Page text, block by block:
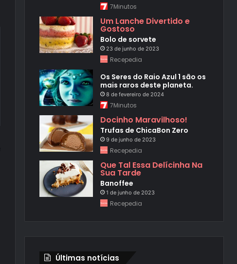
7Minutos
Um Lanche Divertido e
Gostoso
Bolo de sorvete
23 de junho de 2023
Recepedia
Os Seres do Raio Azul 1 são os
mais raros deste planeta.
8 de fevereiro de 2024
7Minutos
Docinho Maravilhoso!
Trufas de ChicaBon Zero
9 de junho de 2023
Recepedia
Que Tal Essa Delícinha Na
Sua Tarde
Banoffee
1 de junho de 2023
Recepedia
Últimas notícias